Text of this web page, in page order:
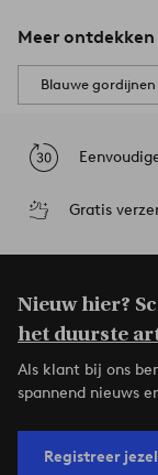
Meer ontdekken
Blauwe gordijnen
Gratis
Nieuw hier?
het duurste
Als klant bij ons
spannend nieuws
Registreer